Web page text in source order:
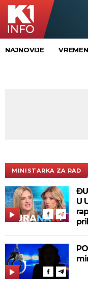
NAJNOVIJE
MINISTARKA ZA RAD
U